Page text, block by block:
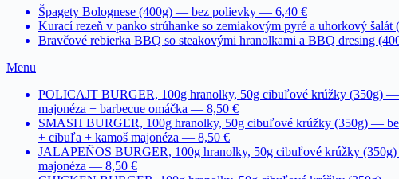
Špagety Bolognese (400g) — bez polievky — 6,40 €
Kurací rezeň v panko strúhanke so zemiakovým pyré a uhorkový
Bravčové rebierka BBQ so steakovými hranolkami a BBQ dresing
Menu
POLICAJT BURGER, 100g hranolky, 50g cibuľové krúžky (350g) —
majonéza + barbecue omáčka — 8,50 €
SMASH BURGER, 100g hranolky, 50g cibuľové krúžky (350g) —
+ cibuľa + kamoš majonéza — 8,50 €
JALAPEÑOS BURGER, 100g hranolky, 50g cibuľové krúžky
majonéza — 8,50 €